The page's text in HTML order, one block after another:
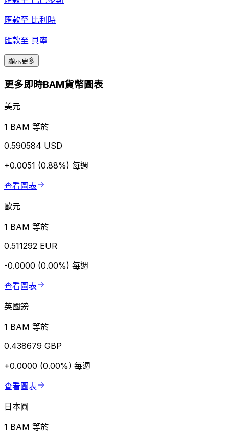
匯款至 比利時
匯款至 貝寧
顯示更多
更多即時BAM貨幣圖表
美元
1 BAM 等於
0.590584 USD
+0.0051 (0.88%) 每週
查看圖表
歐元
1 BAM 等於
0.511292 EUR
-0.0000 (0.00%) 每週
查看圖表
英國鎊
1 BAM 等於
0.438679 GBP
+0.0000 (0.00%) 每週
查看圖表
日本圓
1 BAM 等於